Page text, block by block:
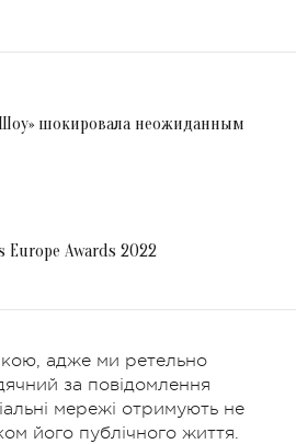
Шоу» шокировала неожиданным
Europe Awards 2022
адже ми ретельно
за повідомлення
мережі отримують не
його публічного життя.